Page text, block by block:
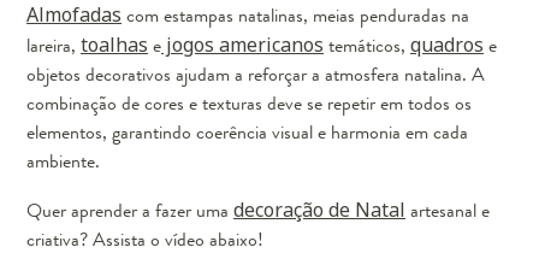
Almofadas com estampas natalinas, meias penduradas na
lareira, toalhas e jogos americanos temáticos, quadros e
objetos decorativos ajudam a reforçar a atmosfera natalina. A
combinação de cores e texturas deve se repetir em todos os
elementos, garantindo coerência visual e harmonia em cada
ambiente.
Quer aprender a fazer uma decoração de Natal artesanal e
criativa? Assista o vídeo abaixo!